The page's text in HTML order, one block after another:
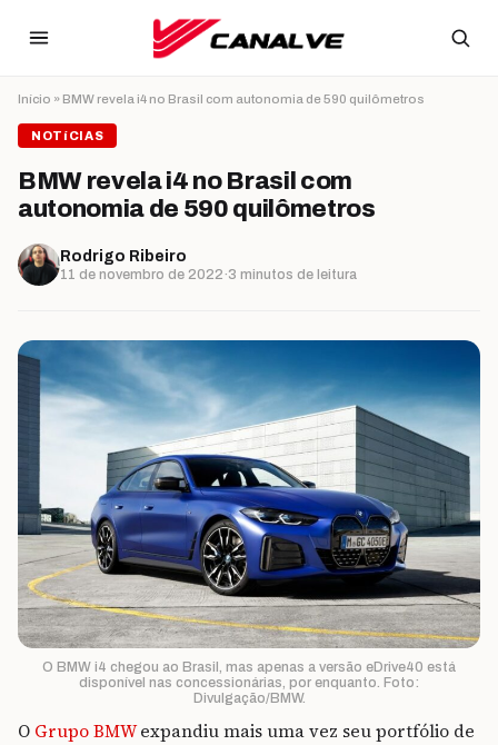
Início » BMW revela i4 no Brasil com autonomia de 590 quilômetros
NOTíCIAS
BMW revela i4 no Brasil com
autonomia de 590 quilômetros
Rodrigo Ribeiro
11 de novembro de 2022·3 minutos de leitura
O BMW i4 chegou ao Brasil, mas apenas a versão eDrive40 está
disponível nas concessionárias, por enquanto. Foto:
Divulgação/BMW.
O Grupo BMWexpandiu mais uma vez seu portfólio de